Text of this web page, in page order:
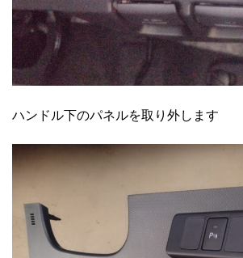
ハンドル下のパネルを取り外します